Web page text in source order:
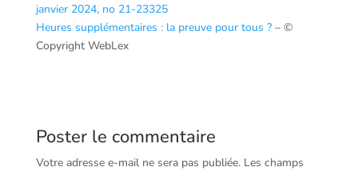
janvier 2024, no 21-23325
Heures supplémentaires : la preuve pour tous ?– ©
Copyright WebLex
Poster le commentaire
Votre adresse e-mail ne sera pas publiée. Les champs